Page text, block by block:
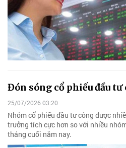
Đón sóng cổ phiếu đầu tư
25/07/2026 03:20
Nhóm cổ phiếu đầu tư công được
trưởng tích cực hơn so với nhiều
tháng cuối năm nay.